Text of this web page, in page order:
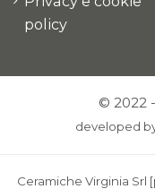
policy
© 2022
developed
Ceramiche Virginia Srl